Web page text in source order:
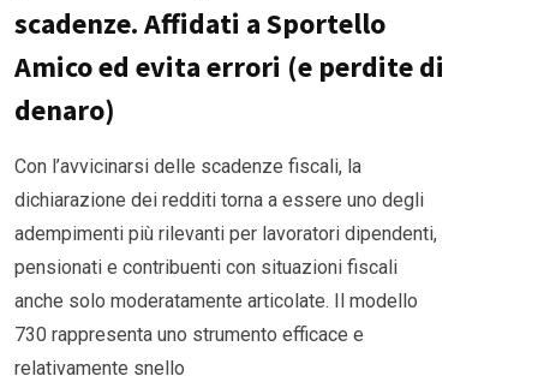
scadenze. Affidati a Sportello
Amico ed evita errori (e perdite di
denaro)
Con l’avvicinarsi delle scadenze fiscali, la
dichiarazione dei redditi torna a essere uno degli
adempimenti più rilevanti per lavoratori dipendenti,
pensionati e contribuenti con situazioni fiscali
anche solo moderatamente articolate. Il modello
730 rappresenta uno strumento efficace e
relativamente snello